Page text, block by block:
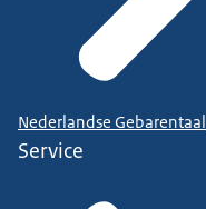
Nederlandse Gebarentaal
Service